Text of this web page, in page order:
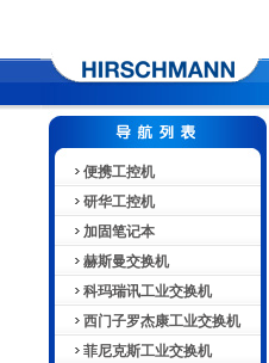
便携工控机
研华工控机
加固笔记本
赫斯曼交换机
科玛瑞讯工业交换机
西门子罗杰康工业交换机
菲尼克斯工业交换机